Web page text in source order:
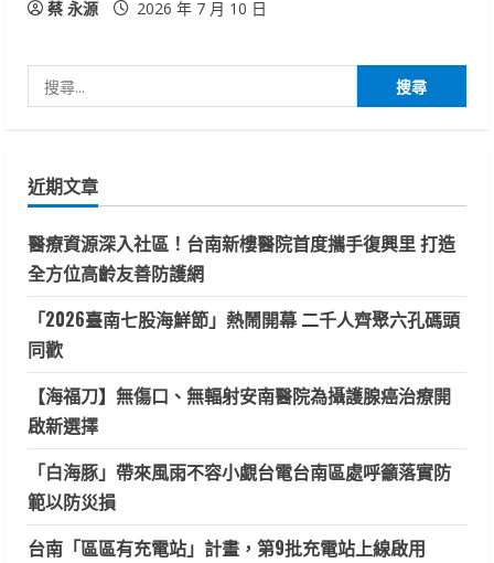
g 蔡 永源 2026 年 7 月 10 日
尋
字:
近期文章
醫療資源深入社區！台南新樓醫院首度攜手復興里 打造
全方位高齡友善防護網
「2026臺南七股海鮮節」熱鬧開幕 二千人齊聚六孔碼頭
同歡
【海福刀】無傷口、無輻射安南醫院為攝護腺癌治療開
啟新選擇
「白海豚」帶來風雨不容小覷台電台南區處呼籲落實防
範以防災損
台南「區區有充電站」計畫，第9批充電站上線啟用